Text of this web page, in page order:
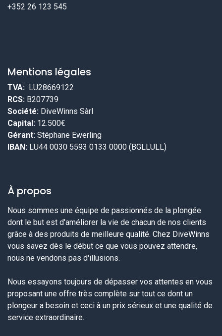
+352 26 123 545
Mentions légales
TVA: LU28669122
RCS: B207739
Société: DiveWinns Sàrl
Capital: 12.500€
Gérant: Stéphane Ewerling
IBAN: LU44 0030 5593 0133 0000 (BGLLULL)
À propos
Nous sommes une équipe de passionnés de la plongée
dont le but est d'améliorer la vie de chacun de nos clients
grâce à des produits de meilleure qualité. Chez DiveWinns
vous savez dès le début ce que vous pouvez attendre,
nous ne vendons pas d'illusions.
Nous essayons toujours de dépasser vos attentes en vous
proposant une offre très complète sur tout ce dont un
plongeur a besoin et ceci à un prix sérieux et une qualité de
service extraordinaire.